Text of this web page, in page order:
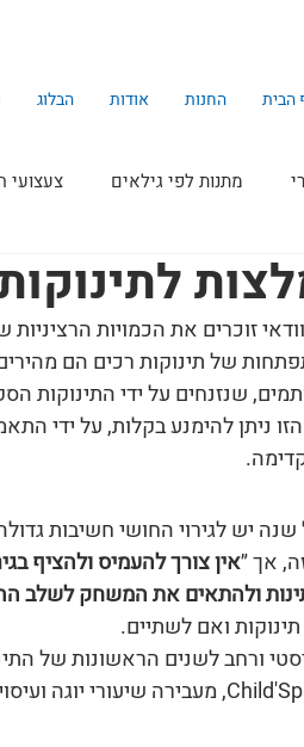
הבית החנות אודות הבלוג
מתנות לפי גילאים צעצועי
זוכרים את הכמויות
של תינוקות רכים הם
שנזנחים על ידי
ניתן להימנע בקלות, על ידי
יש לגירוי החושי חשיבות
אך ״אין צורך להעמיס ולהציף
ולהתאים את המשחק לשלב
ואם לשתיים.
ורחב לשנים הראשונות של